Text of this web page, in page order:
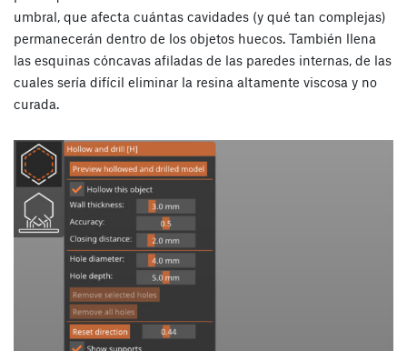
umbral, que afecta cuántas cavidades (y qué tan complejas)
permanecerán dentro de los objetos huecos. También llena
las esquinas cóncavas afiladas de las paredes internas, de las
cuales sería difícil eliminar la resina altamente viscosa y no
curada.